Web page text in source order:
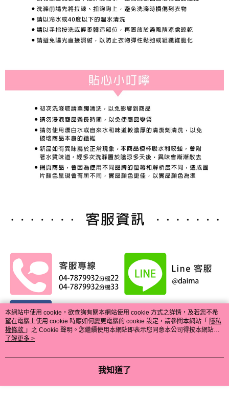
本網站中使用 cookie，欲查詢有關本網站使用 cookie 方式之詳情，及若您不希
望在電腦上使用 cookie 時應如何變更電腦的 cookie 設定，請參閱本網站「 隱私
權條款 」之 Cookie 聲明。您繼續使用本網站即表示您同意本公司得按本網站使
用條款之 Cookie 聲明使用 cookie。
了解更多 >
我知道了